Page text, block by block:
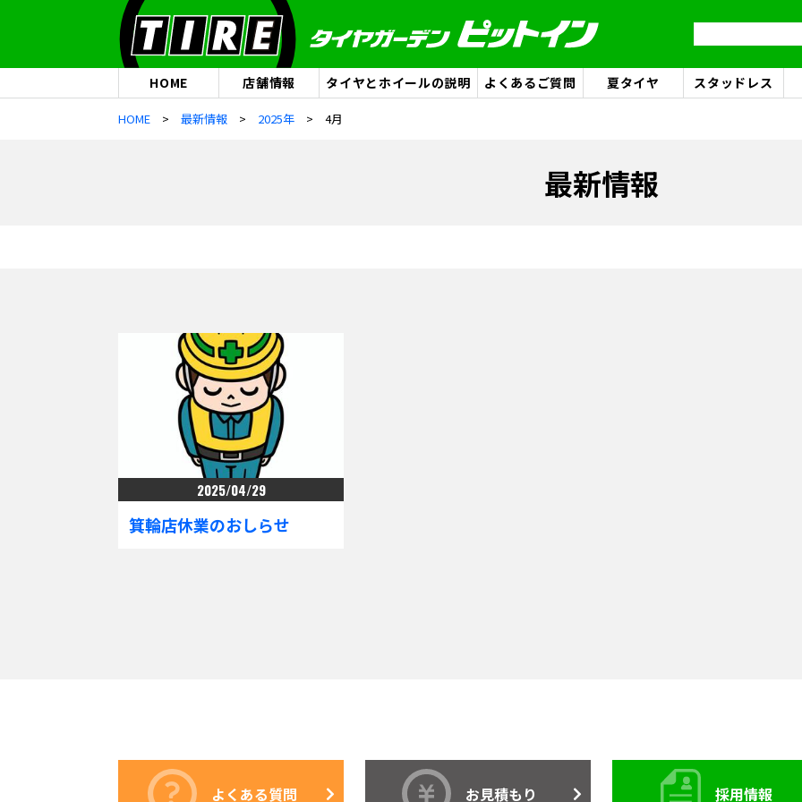
HOME 店舗情報 タイヤとホイールの説明 よくあるご質問 夏タイヤ スタッドレス
HOME 最新情報 2025年 4月
最新情報
2025/04/29
箕輪店休業のおしらせ
よくある質問 お見積もり 採用情報